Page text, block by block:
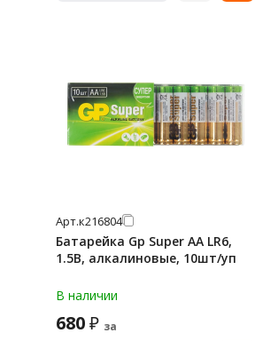
Арт.к216804
Батарейка Gp Super AA LR6,
1.5В, алкалиновые, 10шт/уп
В наличии
680₽ за